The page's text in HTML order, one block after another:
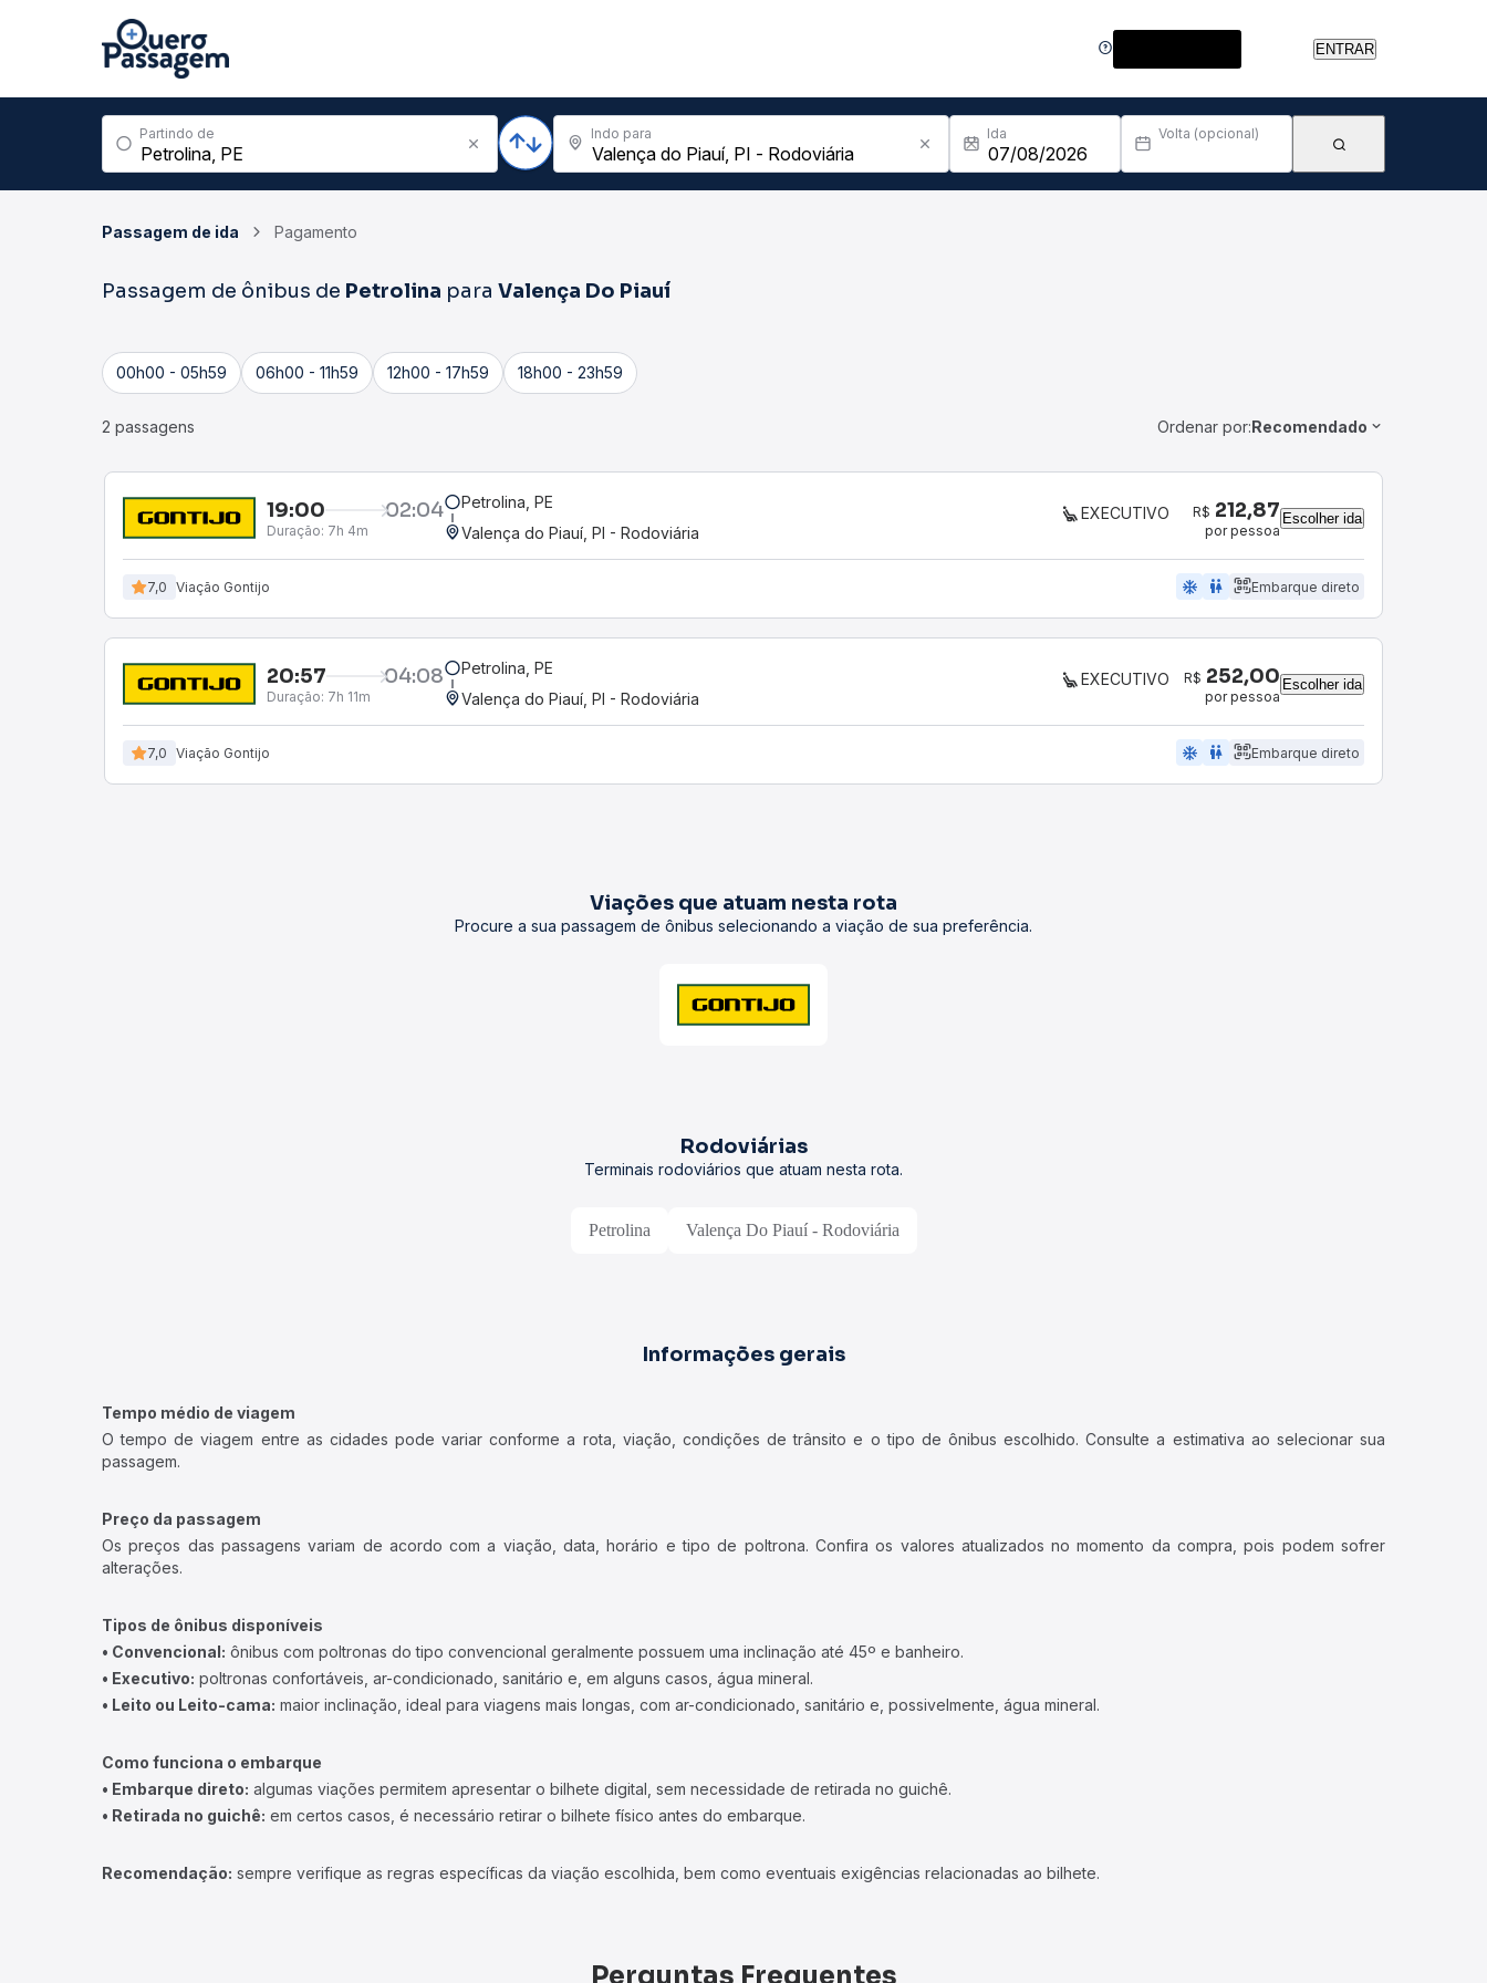
ENTRAR
Partindo de Indo para Ida Volta (opcional)
Passagem de ida Pagamento
Passagem de ônibus de Petrolina para Valença Do Piauí
00h00 - 05h59 06h00 - 11h59 12h00 - 17h59 18h00 - 23h59
2 passagens Ordenar por:Recomendado
19:00 02:04
Duração: 7h 4m
Petrolina, PE
Valença do Piauí, PI - Rodoviária
EXECUTIVO R$ 212,87
por pessoa
Escolher ida
7,0 Viação Gontijo ac_unit wc Embarque direto
20:57 04:08
Duração: 7h 11m
Petrolina, PE
Valença do Piauí, PI - Rodoviária
EXECUTIVO R$ 252,00
por pessoa
Escolher ida
7,0 Viação Gontijo ac_unit wc Embarque direto
Viações que atuam nesta rota
Procure a sua passagem de ônibus selecionando a viação de sua preferência.
Rodoviárias
Terminais rodoviários que atuam nesta rota.
Petrolina Valença Do Piauí - Rodoviária
Informações gerais
Tempo médio de viagem
O tempo de viagem entre as cidades pode variar conforme a rota, viação, condições de trânsito e o tipo de ônibus escolhido. Consulte a estimativa ao selecionar sua
passagem.
Preço da passagem
Os preços das passagens variam de acordo com a viação, data, horário e tipo de poltrona. Confira os valores atualizados no momento da compra, pois podem sofrer
alterações.
Tipos de ônibus disponíveis
• Convencional: ônibus com poltronas do tipo convencional geralmente possuem uma inclinação até 45º e banheiro.
• Executivo: poltronas confortáveis, ar-condicionado, sanitário e, em alguns casos, água mineral.
• Leito ou Leito-cama: maior inclinação, ideal para viagens mais longas, com ar-condicionado, sanitário e, possivelmente, água mineral.
Como funciona o embarque
• Embarque direto: algumas viações permitem apresentar o bilhete digital, sem necessidade de retirada no guichê.
• Retirada no guichê: em certos casos, é necessário retirar o bilhete físico antes do embarque.
Recomendação: sempre verifique as regras específicas da viação escolhida, bem como eventuais exigências relacionadas ao bilhete.
Perguntas Frequentes